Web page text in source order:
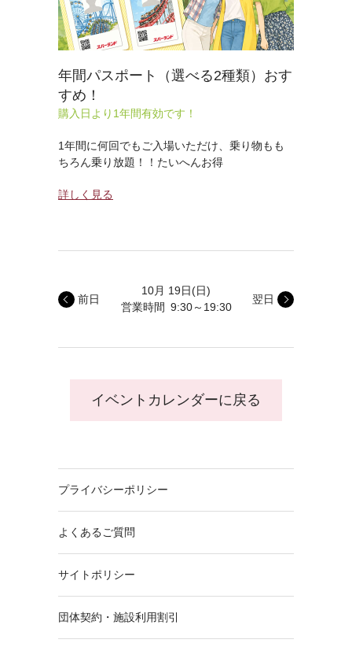
年間パスポート（選べる2種類）おす
すめ！
購入日より1年間有効です！
1年間に何回でもご入場いただけ、乗り物もも
ちろん乗り放題！！たいへんお得
詳しく見る
10月 19日(日)
営業時間 9:30～19:30
前日 翌日
イベントカレンダーに戻る
プライバシーポリシー
よくあるご質問
サイトポリシー
団体契約・施設利用割引